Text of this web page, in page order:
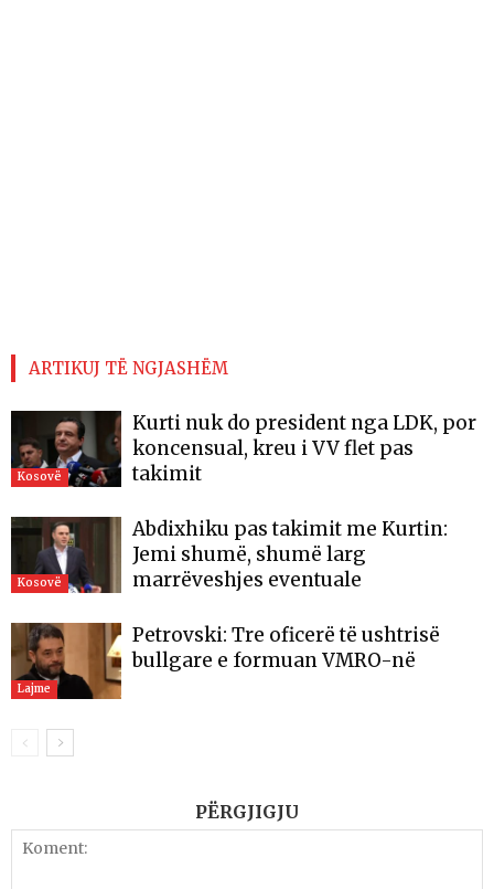
ARTIKUJ TË NGJASHËM
Kosovë
Kurti nuk do president nga LDK, por
koncensual, kreu i VV flet pas
takimit
Kosovë
Abdixhiku pas takimit me Kurtin:
Jemi shumë, shumë larg
marrëveshjes eventuale
Lajme
Petrovski: Tre oficerë të ushtrisë
bullgare e formuan VMRO-në
PËRGJIGJU